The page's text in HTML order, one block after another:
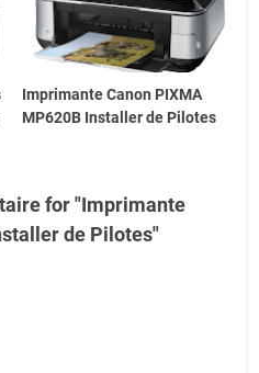
Imprimante Canon PIXMA
MP620B Installer de Pilotes
for "Imprimante
de Pilotes"